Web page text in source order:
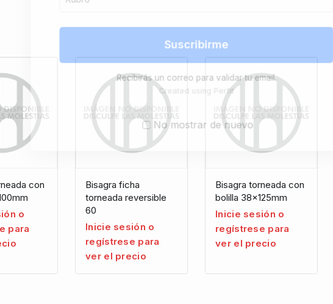
con
o
para
Bisagra ficha
torneada reversible
60
Inicie sesión o
regístrese para
ver el precio
Bisagra torneada con
bolilla 38x125mm
Inicie sesión o
regístrese para
ver el precio
Suscribirme
Recibirás un correo para validar tu email.
Created using Perfit
No mostrar de nuevo